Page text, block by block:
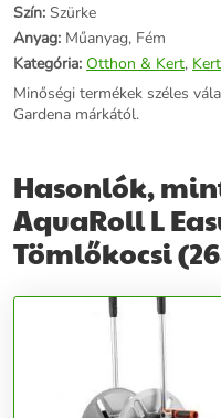
Szín: Szürke
Anyag: Műanyag, Fém
Kategória: Otthon & Kert, Kert
Minőségi termékek széles
Gardena márkától.
Hasonlók,
AquaRoll L
Tömlőkocsi